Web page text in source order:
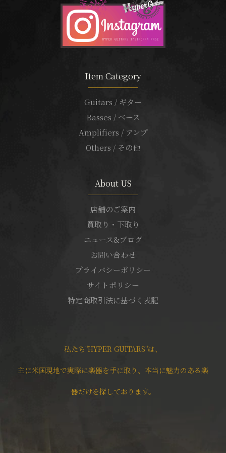
Item Category
Guitars / ギター
Basses / ベース
Amplifiers / アンプ
Others / その他
About US
店舗のご案内
買取り・下取り
ニュース&ブログ
お問い合わせ
プライバシーポリシー
サイトポリシー
特定商取引法に基づく表記
私たち"HYPER GUITARS"は、
主に米国現地で実際に楽器を手に取り、本当に魅力のある楽
器だけを探しております。